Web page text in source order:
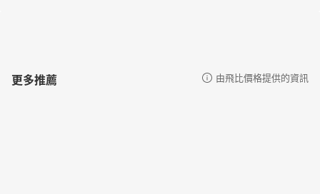
不賣咖啡的倫敦咖啡節：一杯咖啡，號召市民熱情與公益
更多推薦 由飛比價格提供的資訊